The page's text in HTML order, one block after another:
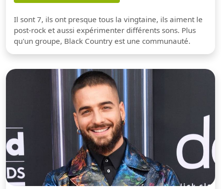
Il sont 7, ils ont presque tous la vingtaine, ils aiment le
post-rock et aussi expérimenter différents sons. Plus
qu'un groupe, Black Country est une communauté.